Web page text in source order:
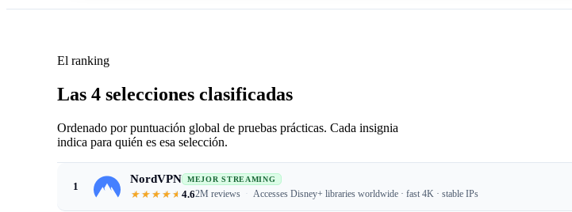
El ranking
Las 4 selecciones clasificadas
Ordenado por puntuación global de pruebas prácticas. Cada insignia
indica para quién es esa selección.
1
NordVPN MEJOR STREAMING
4.62M reviews Accesses Disney+ libraries worldwide · fast 4K · stable IPs